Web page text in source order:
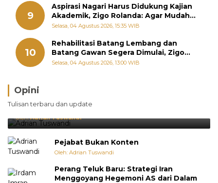
9
Aspirasi Nagari Harus Didukung Kajian
Akademik, Zigo Rolanda: Agar Mudah
Diperjuangkan di Kementerian
Selasa, 04 Agustus 2026, 15:35 WIB
10
Rehabilitasi Batang Lembang dan
Batang Gawan Segera Dimulai, Zigo
Rolanda Pastikan Proyek Berjalan
Selasa, 04 Agustus 2026, 13:00 WIB
Opini
Tulisan terbaru dan update
Brasil Lebih Diunggulkan, tetapi Jepang Selalu
Punya Cara Membuat Kejutan
Oleh:Adrian Tuswandi
Pejabat Bukan Konten
Oleh: Adrian Tuswandi
Perang Teluk Baru: Strategi Iran
Menggoyang Hegemoni AS dari Dalam